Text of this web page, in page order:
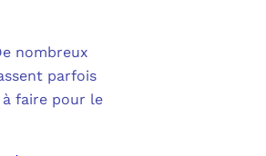
nombreux
parfois
faire pour le